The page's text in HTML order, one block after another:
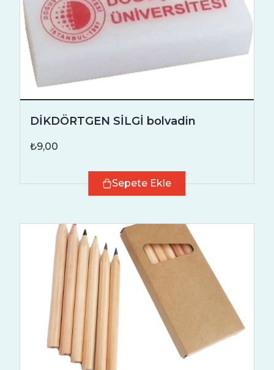
DİKDÖRTGEN SİLGİ bolvadin
₺9,00
Sepete Ekle